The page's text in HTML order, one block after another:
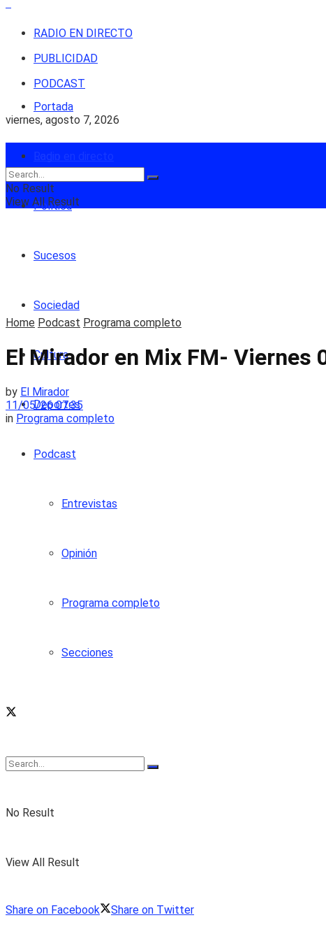
RADIO EN DIRECTO
PUBLICIDAD
PODCAST
viernes, agosto 7, 2026
Portada
Política
Sucesos
Sociedad
Cultura
Deportes
Podcast
Entrevistas
Opinión
Programa completo
Secciones
No Result
View All Result
No Result
View All Result
Home Podcast Programa completo
El Mirador en Mix FM- Viernes
by El Mirador
11/05/26 07:35
in Programa completo
Share on Facebook Share on Twitter